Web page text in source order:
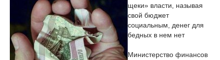
щеки» власти, называя
свой бюджет
социальным, денег для
бедных в нем нет
Министерство финансов